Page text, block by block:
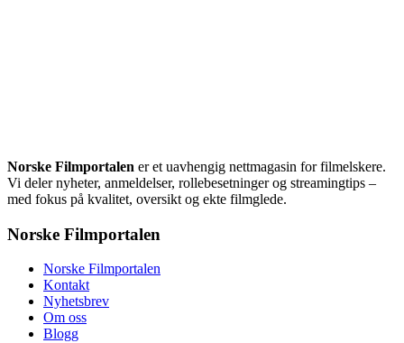
Norske Filmportalen er et uavhengig nettmagasin for filmelskere.
Vi deler nyheter, anmeldelser, rollebesetninger og streamingtips –
med fokus på kvalitet, oversikt og ekte filmglede.
Norske Filmportalen
Norske Filmportalen
Kontakt
Nyhetsbrev
Om oss
Blogg